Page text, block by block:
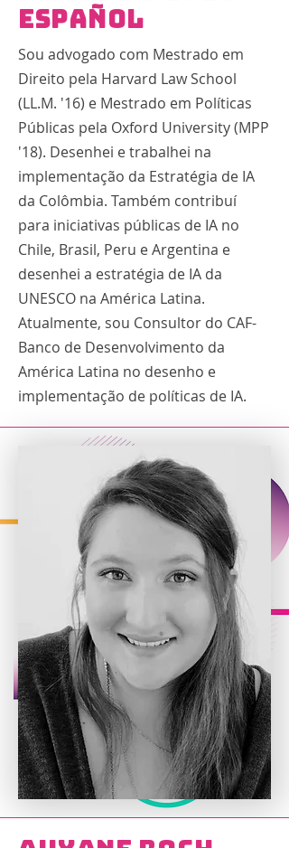
Español
Sou advogado com Mestrado em
Direito pela Harvard Law School
(LL.M. '16) e Mestrado em Políticas
Públicas pela Oxford University (MPP
'18). Desenhei e trabalhei na
implementação da Estratégia de IA
da Colômbia. Também contribuí
para iniciativas públicas de IA no
Chile, Brasil, Peru e Argentina e
desenhei a estratégia de IA da
UNESCO na América Latina.
Atualmente, sou Consultor do CAF-
Banco de Desenvolvimento da
América Latina no desenho e
implementação de políticas de IA.